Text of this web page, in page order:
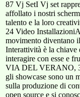
87 Vj SetI Vj set
affollato i nostri
talento e la loro
24 Video
movimento diventano
Interattività è la chiave
interagire con esse e
VIA DEL VERANO,
gli showcase sono un
sulla produzione di
open source e si